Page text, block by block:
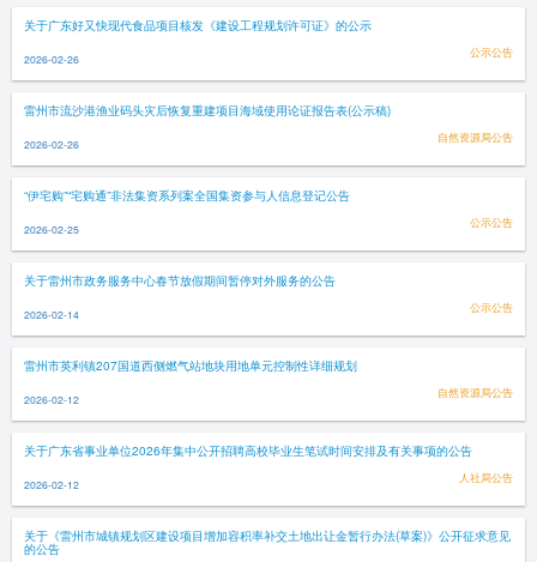
关于广东好又快现代食品项目核发《建设工程规划许可证》的公示
2026-02-26 公示公告
雷州市流沙港渔业码头灾后恢复重建项目海域使用论证报告表(公示稿)
2026-02-26 自然资源局公告
“伊宅购”“宅购通”非法集资系列案全国集资参与人信息登记公告
2026-02-25 公示公告
关于雷州市政务服务中心春节放假期间暂停对外服务的公告
2026-02-14 公示公告
雷州市英利镇207国道西侧燃气站地块用地单元控制性详细规划
2026-02-12 自然资源局公告
关于广东省事业单位2026年集中公开招聘高校毕业生笔试时间安排及有关事项的公告
2026-02-12 人社局公告
关于《雷州市城镇规划区建设项目增加容积率补交土地出让金暂行办法(草案)》公开征求意见
的公告